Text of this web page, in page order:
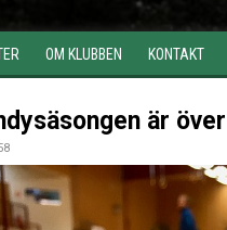
OM KLUBBEN KONTAKT
är över